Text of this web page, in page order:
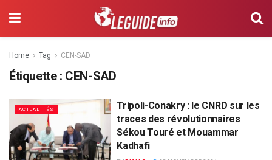
Home Tag CEN-SAD
Étiquette : CEN-SAD
ACTUALITÉS
Tripoli-Conakry : le CNRD sur les
traces des révolutionnaires
Sékou Touré et Mouammar
Kadhafi